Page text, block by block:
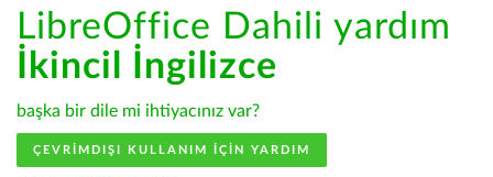
LibreOffice Dahili yardım
İkincil İngilizce
başka bir dile mi ihtiyacınız var?
ÇEVRIMDIŞI KULLANIM IÇIN YARDIM